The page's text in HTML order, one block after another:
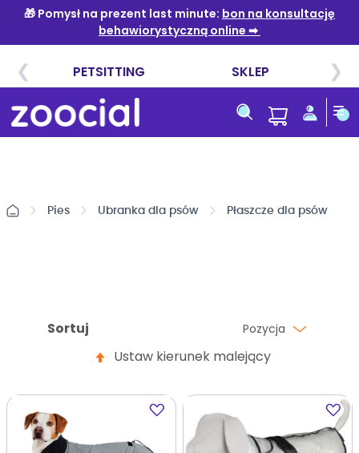
do
treści
Pies Ubranka dla psów Płaszcze dla psów
Sortuj Pozycja
Ustaw kierunek malejący
Dodaj
do
ulubionych
Dodaj
do